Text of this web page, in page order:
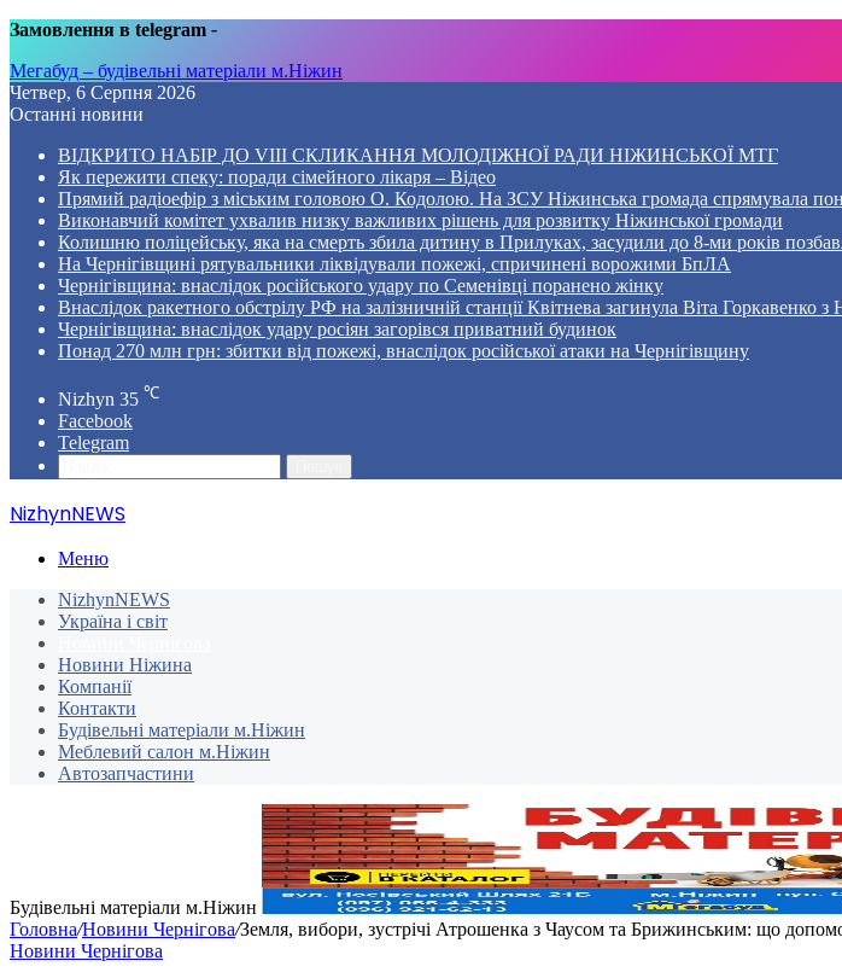
Замовлення в telegram -
Мегабуд – будівельні матеріали м.Ніжин
Четвер, 6 Серпня 2026
Останні новини
ВІДКРИТО НАБІР ДО VIII СКЛИКАННЯ МОЛОДІЖНОЇ РАДИ НІЖИНСЬКОЇ МТГ
Як пережити спеку: поради сімейного лікаря – Відео
Прямий радіоефір з міським головою О. Кодолою. На ЗСУ Ніжинська громада спрямувала
Виконавчий комітет ухвалив низку важливих рішень для розвитку Ніжинської громади
Колишню поліцейську, яка на смерть збила дитину в Прилуках, засудили до 8-ми років
На Чернігівщині рятувальники ліквідували пожежі, спричинені ворожими БпЛА
Чернігівщина: внаслідок російського удару по Семенівці поранено жінку
Внаслідок ракетного обстрілу РФ на залізничній станції Квітнева загинула Віта Горкавенко
Чернігівщина: внаслідок удару росіян загорівся приватний будинок
Понад 270 млн грн: збитки від пожежі, внаслідок російської атаки на Чернігівщину
Nizhyn 35 ℃
Facebook
Telegram
NizhynNEWS
Меню
NizhynNEWS
Україна і світ
Новини Ніжина
Компанії
Контакти
Будівельні матеріали м.Ніжин
Меблевий салон м.Ніжин
Автозапчастини
Будівельні матеріали м.Ніжин
Головна/Новини Чернігова/Земля, вибори, зустрічі Атрошенка з Чаусом та Брижинським: що
Новини Чернігова